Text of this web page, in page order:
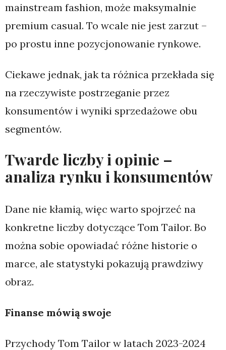
mainstream fashion, może maksymalnie
premium casual. To wcale nie jest zarzut –
po prostu inne pozycjonowanie rynkowe.
Ciekawe jednak, jak ta różnica przekłada się
na rzeczywiste postrzeganie przez
konsumentów i wyniki sprzedażowe obu
segmentów.
Twarde liczby i opinie –
analiza rynku i konsumentów
Dane nie kłamią, więc warto spojrzeć na
konkretne liczby dotyczące Tom Tailor. Bo
można sobie opowiadać różne historie o
marce, ale statystyki pokazują prawdziwy
obraz.
Finanse mówią swoje
Przychody Tom Tailor w latach 2023-2024